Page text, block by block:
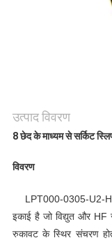
POLICY
उत्पाद विवरण
8 छेद के माध्यम से सर्किट
विवरण
LPT000-0305-U2-
इकाई है जो विद्युत और HF
रुकावट के स्थिर संचरण